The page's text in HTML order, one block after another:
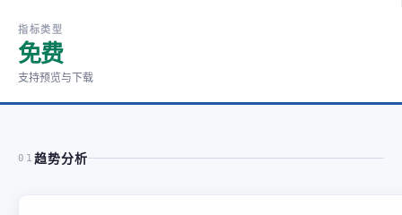
指标类型
免费
支持预览与下载
01 趋势分析